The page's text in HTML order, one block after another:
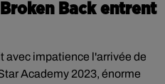
Back entrent
avec impatience l'arrivée de
Academy 2023, énorme